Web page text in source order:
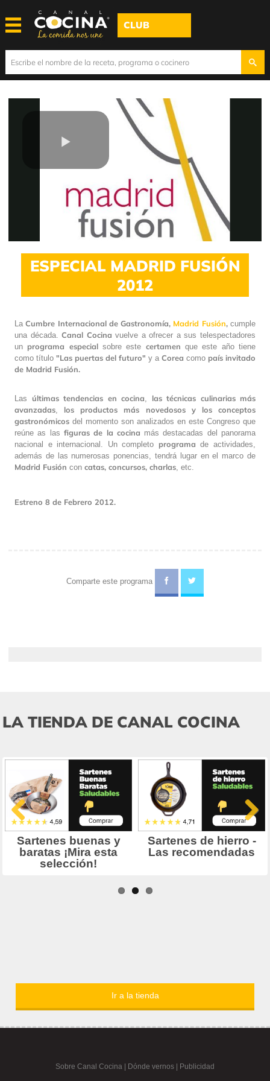
CLUB
ESPECIAL MADRID FUSIÓN
2012
LaCumbre Internacional de Gastronomía, Madrid Fusión,cumple
una década.Canal Cocina vuelve a ofrecer a sus telespectadores
un programa especialsobre este certamen que este año tiene
como título "Las puertas del futuro" y a Corea como país invitado
de Madrid Fusión.
Las últimas tendencias en cocina
las técnicas culinarias más
avanzadas
los productos más novedosos y los conceptos
gastronómicos del momento son analizados en este Congreso que
reúne as las figuras de la cocina más destacadas del panorama
nacional e internacional. Un completo programa de actividades,
además de las numerosas ponencias, tendrá lugar en el marco de
Madrid Fusión con catas, concursos, charlas , etc.
Estreno 8 de Febrero 2012.
Comparte este programa
LA TIENDA DE CANAL COCINA
Ir a la tienda
Sobre Canal Cocina Dónde vernos | Publicidad